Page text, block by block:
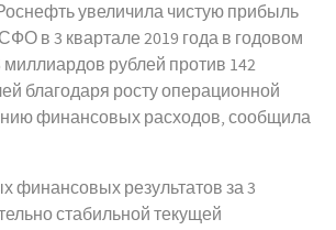
увеличила чистую прибыль
в 3 квартале 2019 года в годовом
рублей против 142
благодаря росту операционной
финансовых расходов, сообщила
финансовых результатов за 3
стабильной текущей